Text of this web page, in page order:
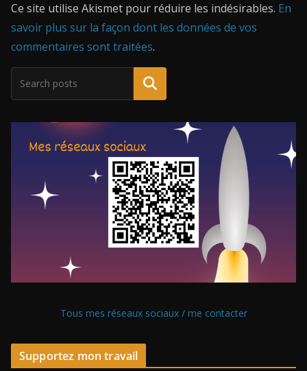
Ce site utilise Akismet pour réduire les indésirables. En
savoir plus sur la façon dont les données de vos
commentaires sont traitées.
Tous mes réseaux sociaux / me contacter
Supportez mon travail